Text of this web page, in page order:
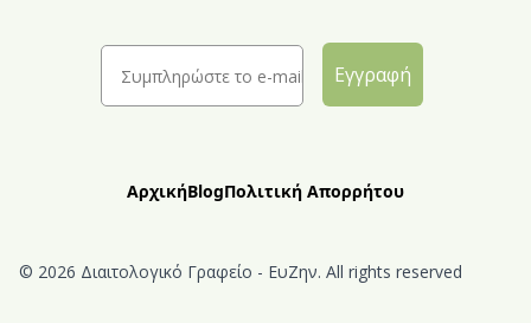
Εγγραφή
ΑρχικήBlogΠολιτική Απορρήτου
© 2026 Διαιτολογικό Γραφείο - ΕυΖην. All rights reserved